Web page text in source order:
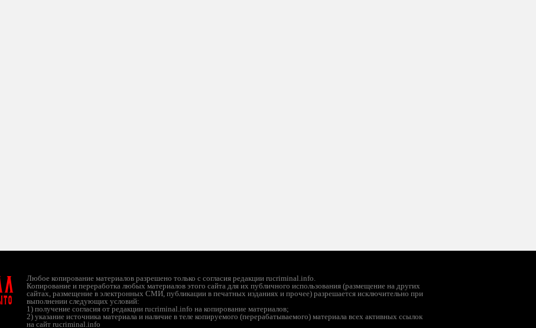
Любое копирование материалов разрешено только с согласия редакции rucriminal.info.
Копирование и переработка любых материалов этого сайта для их публичного использования (размещение на других
сайтах, размещение в электронных СМИ, публикации в печатных изданиях и прочее) разрешается исключительно при
выполнении следующих условий:
1) получение согласия от редакции rucriminal.info на копирование материалов;
2) указание источника материала и наличие в теле копируемого (перерабатываемого) материала всех активных ссылок
на сайт rucriminal.info